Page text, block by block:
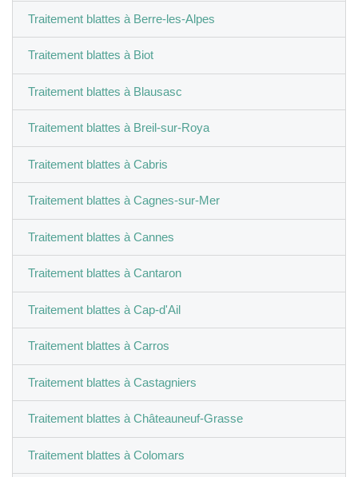
Traitement blattes à Berre-les-Alpes
Traitement blattes à Biot
Traitement blattes à Blausasc
Traitement blattes à Breil-sur-Roya
Traitement blattes à Cabris
Traitement blattes à Cagnes-sur-Mer
Traitement blattes à Cannes
Traitement blattes à Cantaron
Traitement blattes à Cap-d'Ail
Traitement blattes à Carros
Traitement blattes à Castagniers
Traitement blattes à Châteauneuf-Grasse
Traitement blattes à Colomars